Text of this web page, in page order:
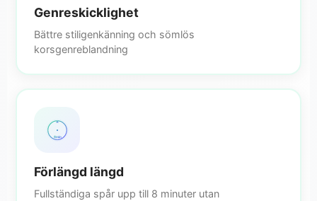
Genreskicklighet
Bättre stiligenkänning och sömlös
korsgenreblandning
8min
Förlängd längd
Fullständiga spår upp till 8 minuter utan